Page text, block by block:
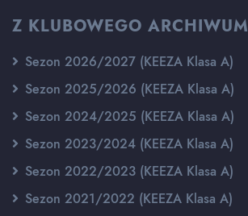
Z KLUBOWEGO ARCHIWUM
Sezon 2026/2027 (KEEZA Klasa A)
Sezon 2025/2026 (KEEZA Klasa A)
Sezon 2024/2025 (KEEZA Klasa A)
Sezon 2023/2024 (KEEZA Klasa A)
Sezon 2022/2023 (KEEZA Klasa A)
Sezon 2021/2022 (KEEZA Klasa A)